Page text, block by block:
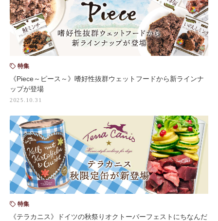
特集
《Piece～ピース～》嗜好性抜群ウェットフードから新ラインナ
ップが登場
2025.10.31
特集
《テラカニス》ドイツの秋祭りオクトーバーフェストにちなんだ